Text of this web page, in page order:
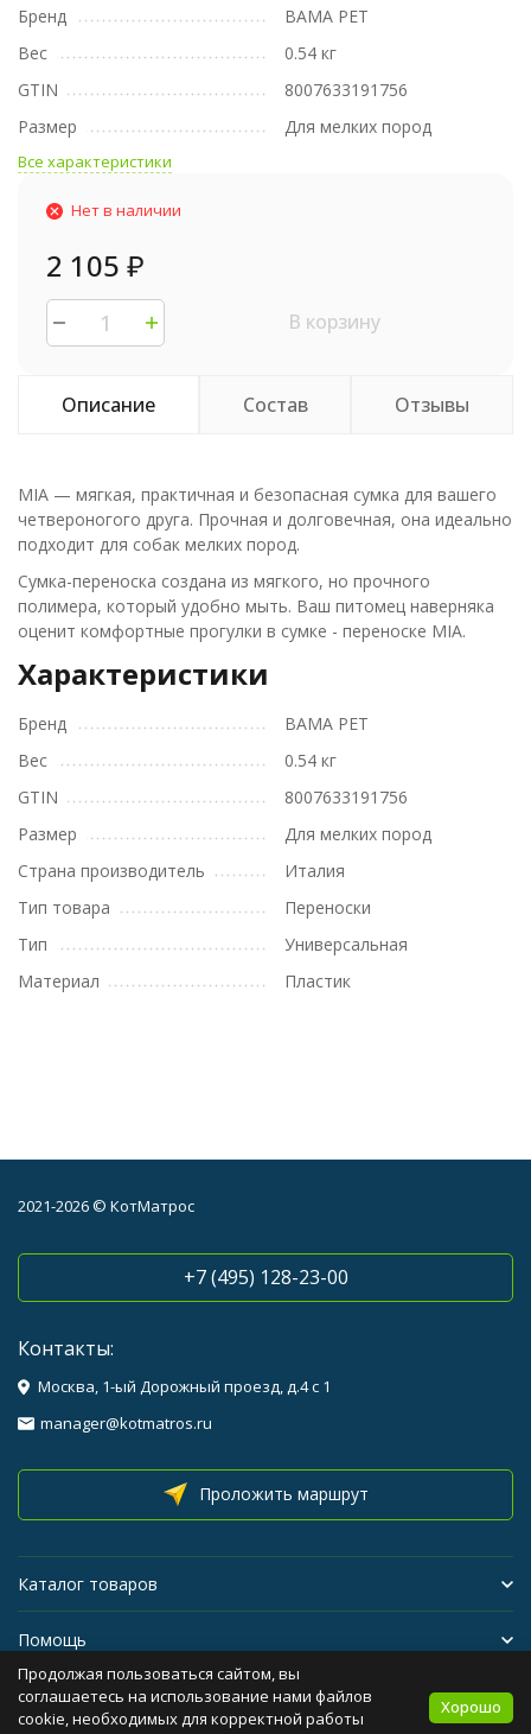
Бренд
BAMA PET
Вес
0.54 кг
GTIN
8007633191756
Размер
Для мелких пород
Все характеристики
Нет в наличии
2 105 ₽
В корзину
Описание Состав Отзывы
MIA — мягкая, практичная и безопасная сумка для вашего
четвероногого друга. Прочная и долговечная, она идеально
подходит для собак мелких пород.
Сумка-переноска создана из мягкого, но прочного
полимера, который удобно мыть. Ваш питомец наверняка
оценит комфортные прогулки в сумке - переноске MIA.
Характеристики
Бренд
BAMA PET
Вес
0.54 кг
GTIN
8007633191756
Размер
Для мелких пород
Страна производитель
Италия
Тип товара
Переноски
Тип
Универсальная
Материал
Пластик
2021-2026 © КотМатрос
+7 (495) 128-23-00
Контакты:
Москва, 1-ый Дорожный проезд, д.4 с 1
manager@kotmatros.ru
Проложить маршрут
Каталог товаров
Помощь
Бренды
Продолжая пользоваться сайтом, вы
соглашаетесь на использование нами файлов
cookie, необходимых для корректной работы
Хорошо